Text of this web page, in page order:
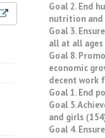
Goal 2. End
nutrition and
Goal 3.
all at all ages
Goal 8.
economic
decent work
Goal 1. End
Goal 5.
and girls
Goal 4.